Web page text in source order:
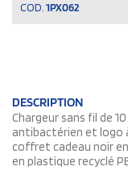
COD. 1PX062
DESCRIPTION
Chargeur sans fil de
antibactérien et logo
coffret cadeau noir
en plastique recyclé